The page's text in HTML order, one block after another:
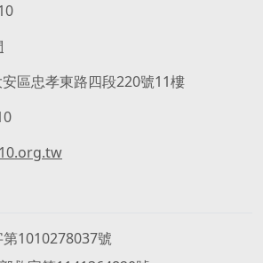
區忠孝東路四段220號11樓
1010278037號